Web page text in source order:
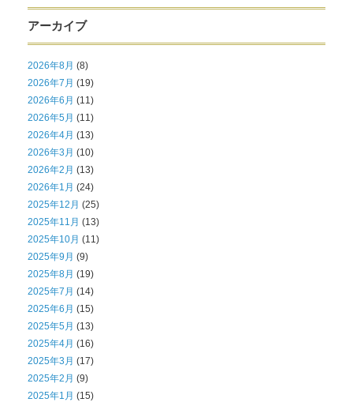
アーカイブ
2026年8月 (8)
2026年7月 (19)
2026年6月 (11)
2026年5月 (11)
2026年4月 (13)
2026年3月 (10)
2026年2月 (13)
2026年1月 (24)
2025年12月 (25)
2025年11月 (13)
2025年10月 (11)
2025年9月 (9)
2025年8月 (19)
2025年7月 (14)
2025年6月 (15)
2025年5月 (13)
2025年4月 (16)
2025年3月 (17)
2025年2月 (9)
2025年1月 (15)